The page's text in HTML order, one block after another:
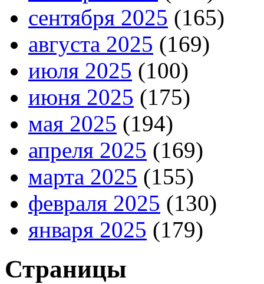
сентября 2025 (165)
августа 2025 (169)
июля 2025 (100)
июня 2025 (175)
мая 2025 (194)
апреля 2025 (169)
марта 2025 (155)
февраля 2025 (130)
января 2025 (179)
Страницы